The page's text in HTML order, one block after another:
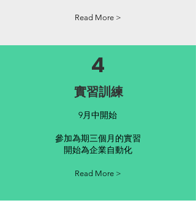
Read More >
4
實習訓練
9月中開始
參加為期三個月的實習
​開始為企業自動化
Read More >